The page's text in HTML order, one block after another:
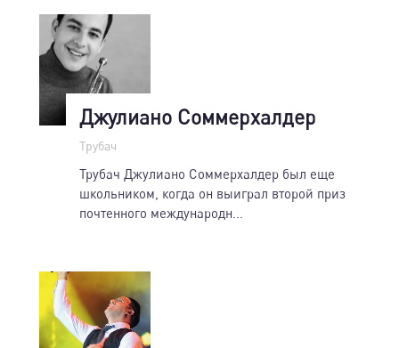
Джулиано Соммерхалдер
Трубач
Трубач Джулиано Соммерхалдер был еще
школьником, когда он выиграл второй приз
почтенного международн...